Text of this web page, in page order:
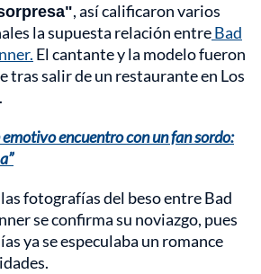
, así calificaron varios
la supuesta relación entreBad
El cantante y la modelo fueron
tras salir de un restaurante en Los
encuentro con un fan sordo:
fotografías del beso entre Bad
se confirma su noviazgo, pues
ya se especulaba un romance